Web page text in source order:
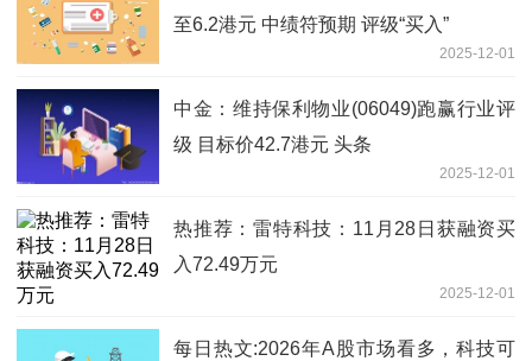
至6.2港元 中绩符预期 评级“买入”
2025-12-01
中金：维持保利物业(06049)跑赢行业评
级 目标价42.7港元 头条
2025-12-01
热推荐：雷特科技：11月28日获融资买
入72.49万元
2025-12-01
每日热文:2026年A股市场看多，科技可